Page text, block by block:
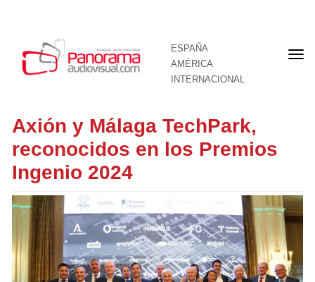
ESPAÑA
AMÉRICA
INTERNACIONAL
Axión y Málaga TechPark,
reconocidos en los Premios
Ingenio 2024